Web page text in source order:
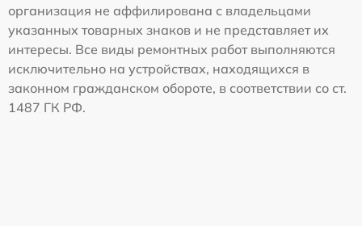
организация не аффилирована с владельцами
указанных товарных знаков и не представляет их
интересы. Все виды ремонтных работ выполняются
исключительно на устройствах, находящихся в
законном гражданском обороте, в соответствии со ст.
1487 ГК РФ.